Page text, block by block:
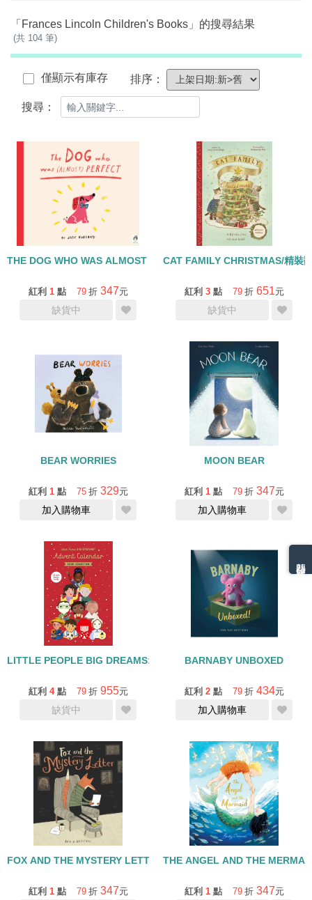
「Frances Lincoln Children's Books」的搜尋結果
(共 104 筆)
僅顯示有庫存 排序：
搜尋：
THE DOG WHO WAS ALMOST PERFECT
紅利 1 點 79 折 347元
缺貨中
CAT FAMILY CHRISTMAS/精裝
紅利 3 點 79 折 651元
缺貨中
BEAR WORRIES
紅利 1 點 75 折 329元
加入購物車
MOON BEAR
紅利 1 點 79 折 347元
加入購物車
LITTLE PEOPLE BIG DREAMS: ADVENT CALENDAR BOOK
紅利 4 點 79 折 955元
缺貨中
BARNABY UNBOXED
紅利 2 點 79 折 434元
加入購物車
FOX AND THE MYSTERY LETTER
紅利 1 點 79 折 347元
THE ANGEL AND THE
紅利 1 點 79 折 347元